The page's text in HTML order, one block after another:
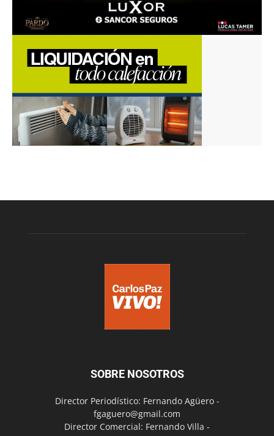
SOBRE NOSOTROS
Director Periodístico: Fernando Agüero -
fgaguero@gmail.com
Director Comercial: Fernando Villa -